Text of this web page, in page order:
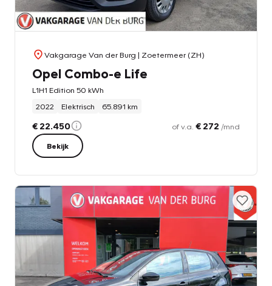
Vakgarage Van der Burg | Zoetermeer (ZH)
Opel Combo-e Life
L1H1 Edition 50 kWh
2022
Elektrisch 65.891 km
€ 22.450 of v.a. € 272 /mnd
Bekijk